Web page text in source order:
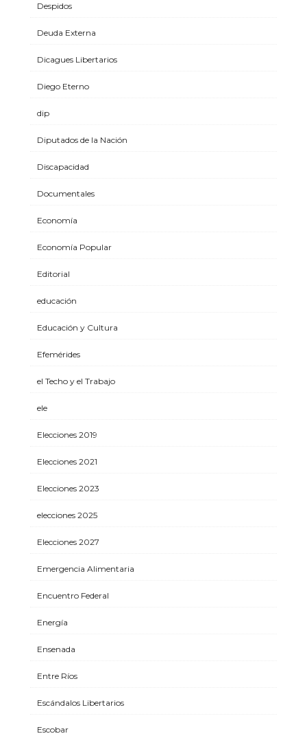
Despidos
Deuda Externa
Dicagues Libertarios
Diego Eterno
dip
Diputados de la Nación
Discapacidad
Documentales
Economía
Economía Popular
Editorial
educación
Educación y Cultura
Efemérides
el Techo y el Trabajo
ele
Elecciones 2019
Elecciones 2021
Elecciones 2023
elecciones 2025
Elecciones 2027
Emergencia Alimentaria
Encuentro Federal
Energía
Ensenada
Entre Ríos
Escándalos Libertarios
Escobar